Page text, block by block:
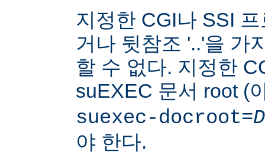
지정한 CGI나 SSI
거나 뒷참조 '..'을 가
할 수 없다. 지정한
suEXEC 문서 root (
suexec-docroot=
야 한다.